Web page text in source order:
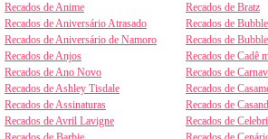
Recados de Anime
Recados de Aniversário Atrasado
Recados de Aniversário de Namoro
Recados de Anjos
Recados de Ano Novo
Recados de Ashley Tisdale
Recados de Assinaturas
Recados de Avril Lavigne
Recados de Bratz
Recados de
Recados de
Recados de Cadê
Recados de
Recados de
Recados de
Recados de